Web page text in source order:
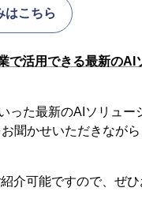
はこちら
で活用できる最新のAI
た最新のAIソリュー
聞かせいただきなが
介可能ですので、ぜひ